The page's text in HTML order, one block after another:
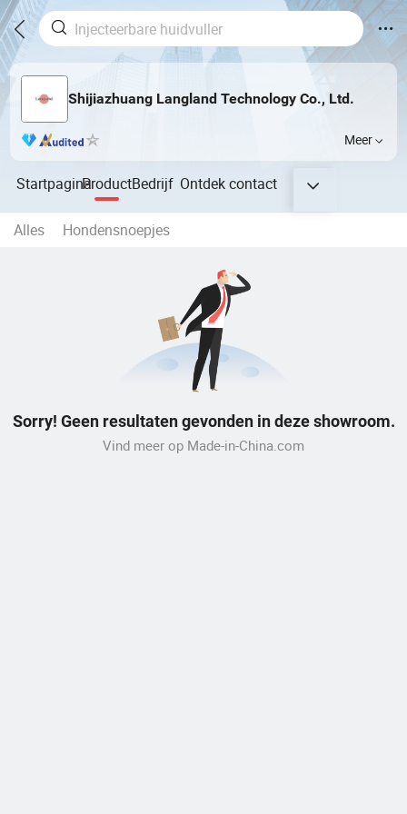
Shijiazhuang Langland Technology Co., Ltd.
Meer
StartpaginaProductBedrijf Ontdekcontact
Alles Hondensnoepjes
Sorry! Geen resultaten gevonden in deze showroom.
Vind meer op Made-in-China.com